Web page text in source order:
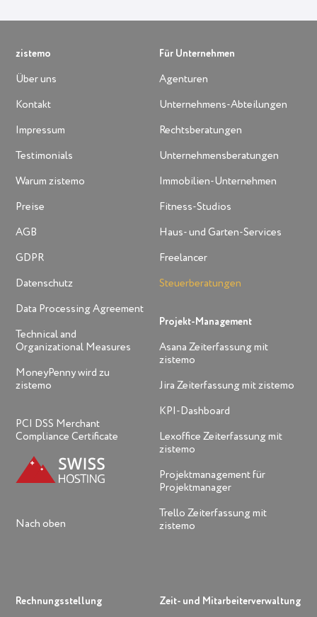
zistemo
Über uns
Kontakt
Impressum
Testimonials
Warum zistemo
Preise
AGB
GDPR
Datenschutz
Data Processing Agreement
Technical and
Organizational Measures
MoneyPenny wird zu
zistemo
PCI DSS Merchant
Compliance Certificate
Nach oben
Rechnungsstellung
Für Unternehmen
Agenturen
Unternehmens-Abteilungen
Rechtsberatungen
Unternehmensberatungen
Immobilien-Unternehmen
Fitness-Studios
Haus- und Garten-Services
Freelancer
Steuerberatungen
Projekt-Management
Asana Zeiterfassung mit
zistemo
Jira Zeiterfassung mit zistemo
KPI-Dashboard
Lexoffice Zeiterfassung mit
zistemo
Projektmanagement für
Projektmanager
Trello Zeiterfassung mit
zistemo
Zeit- und Mitarbeiterverwaltung